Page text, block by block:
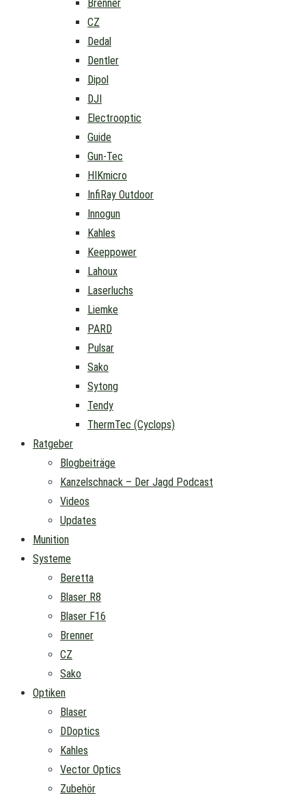
Brenner
CZ
Dedal
Dentler
Dipol
DJI
Electrooptic
Guide
Gun-Tec
HIKmicro
InfiRay Outdoor
Innogun
Kahles
Keeppower
Lahoux
Laserluchs
Liemke
PARD
Pulsar
Sako
Sytong
Tendy
ThermTec (Cyclops)
Ratgeber
Blogbeiträge
Kanzelschnack – Der Jagd Podcast
Videos
Updates
Munition
Systeme
Beretta
Blaser R8
Blaser F16
Brenner
CZ
Sako
Optiken
Blaser
DDoptics
Kahles
Vector Optics
Zubehör